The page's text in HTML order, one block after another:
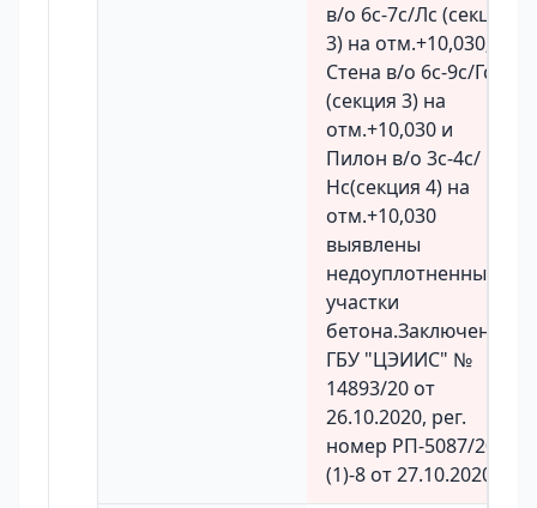
в/о 6с-7с/Лс (секция
3) на отм.+10,030;
Стена в/о 6с-9с/Гс
(секция 3) на
отм.+10,030 и
Пилон в/о 3с-4с/
Нс(секция 4) на
отм.+10,030
выявлены
недоуплотненные
участки
бетона.Заключение
ГБУ "ЦЭИИС" №
14893/20 от
26.10.2020, рег.
номер РП-5087/20-
(1)-8 от 27.10.2020.